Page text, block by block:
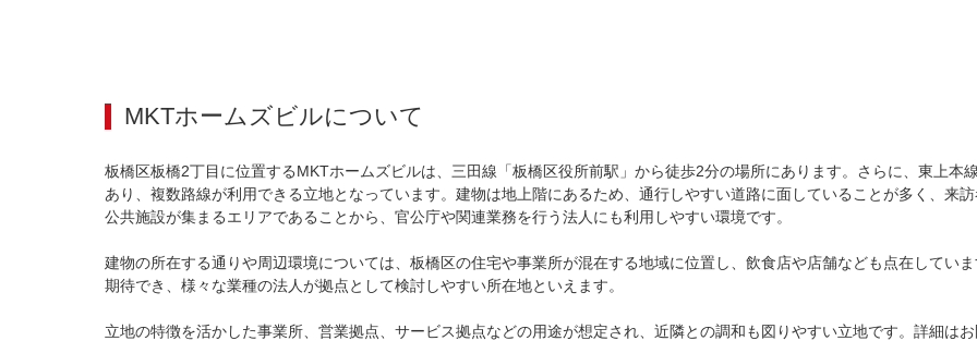
MKTホームズビルについて
板橋区板橋2丁目に位置するMKTホームズビルは、三田線「板橋区役所前駅」から徒歩2分の場所にあります。さらに、東上本
あり、複数路線が利用できる立地となっています。建物は地上階にあるため、通行しやすい道路に面していることが多く、来
公共施設が集まるエリアであることから、官公庁や関連業務を行う法人にも利用しやすい環境です。
建物の所在する通りや周辺環境については、板橋区の住宅や事業所が混在する地域に位置し、飲食店や店舗なども点在してい
期待でき、様々な業種の法人が拠点として検討しやすい所在地といえます。
立地の特徴を活かした事業所、営業拠点、サービス拠点などの用途が想定され、近隣との調和も図りやすい立地です。詳細は